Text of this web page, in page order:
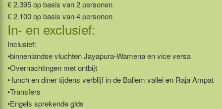
€ 2.395 op basis van 2 personen
€ 2.100 op basis van 4 personen
In- en exclusief:
Inclusief:
•binnenlandse vluchten Jayapura-Wamena en vice versa
•Overnachtingen met ontbijt
• lunch en diner tijdens verblijf in de Baliem vallei en Raja Ampat
•Transfers
•Engels sprekende gids